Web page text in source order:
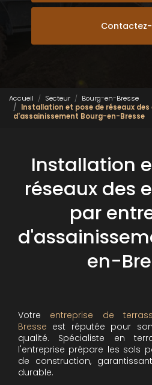
Accueil Secteur
Bourg-en-Bresse
Installation et pose de réseaux
d'assainissement Bourg-en-Bresse
Installation
réseaux des
par
en-
Votre entreprise de
Bresse est réputée pour
qualité. Spécialiste en
l'entreprise prépare les sols
de construction,
durable.